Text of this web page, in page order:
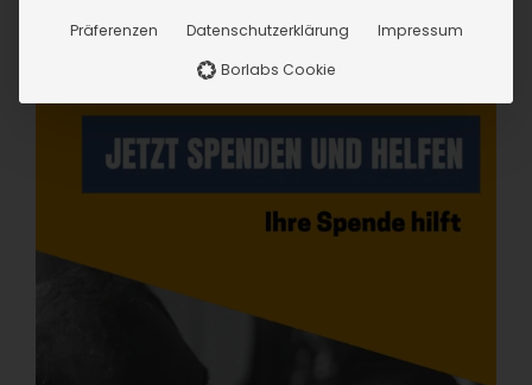
Präferenzen Datenschutzerklärung
Impressum
Borlabs Cookie